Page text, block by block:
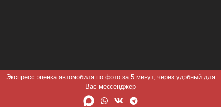
Экспресс оценка автомобиля по фото за 5 минут, через удобный для
Вас мессенджер